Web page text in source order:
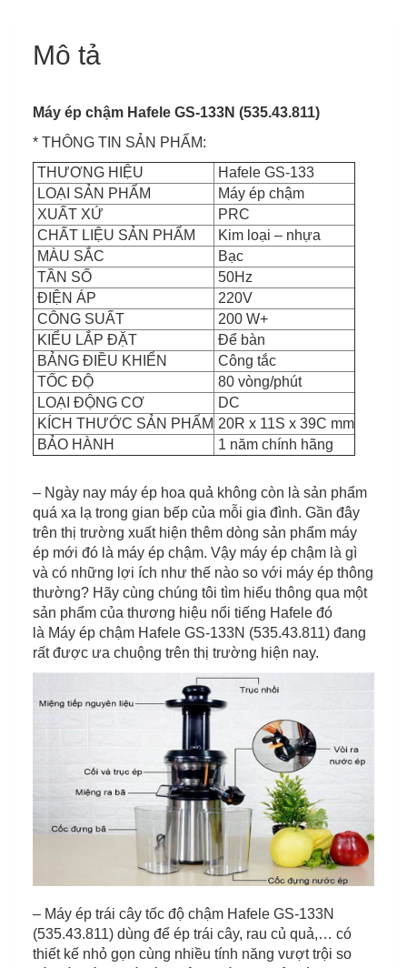
Mô tả
Máy ép chậm Hafele GS-133N (535.43.811)
* THÔNG TIN SẢN PHẨM:
THƯƠNG HIỆU
Hafele GS-133
LOẠI SẢN PHẨM
Máy ép chậm
XUẤT XỨ
PRC
CHẤT LIỆU SẢN PHẨM
Kim loại – nhựa
MÀU SẮC
Bạc
TẦN SỐ
50Hz
ĐIỆN ÁP
220V
CÔNG SUẤT
200 W+
KIỂU LẮP ĐẶT
Để bàn
BẢNG ĐIỀU KHIỂN
Công tắc
TỐC ĐỘ
80 vòng/phút
LOẠI ĐỘNG CƠ
DC
KÍCH THƯỚC SẢN PHẨM 20R x 11S x 39C mm
BẢO HÀNH
1 năm chính hãng
– Ngày nay máy ép hoa quả không còn là sản phẩm
quá xa lạ trong gian bếp của mỗi gia đình. Gần đây
trên thị trường xuất hiện thêm dòng sản phẩm máy
ép mới đó là máy ép chậm. Vậy máy ép chậm là gì
và có những lợi ích như thế nào so với máy ép thông
thường? Hãy cùng chúng tôi tìm hiểu thông qua một
sản phẩm của thương hiệu nổi tiếng Hafele đó
là Máy ép chậm Hafele GS-133N (535.43.811) đang
rất được ưa chuộng trên thị trường hiện nay.
– Máy ép trái cây tốc độ chậm Hafele GS-133N
(535.43.811) dùng để ép trái cây, rau củ quả,… có
thiết kế nhỏ gọn cùng nhiều tính năng vượt trội so